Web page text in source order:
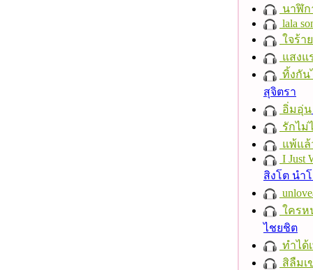
นาฬิก
lala
ใจร้าย
แสงแ
ทิ้งกัน
สุจิตรา
อิ่มอุ่น
รักไม่
แพ้แล้
I Just
สิงโต นำ
ใครห
ไชยชิต
ทำได้
สิลืมเ